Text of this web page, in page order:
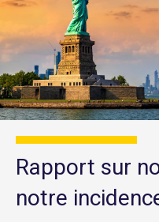
Rapport sur
notre